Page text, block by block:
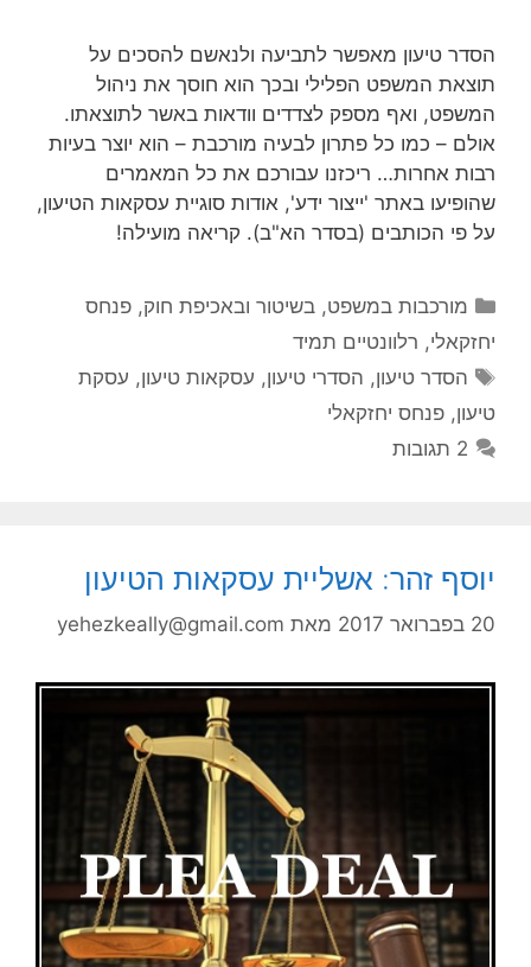
הסדר טיעון מאפשר לתביעה ולנאשם להסכים על
תוצאת המשפט הפלילי ובכך הוא חוסך את ניהול
המשפט, ואף מספק לצדדים וודאות באשר לתוצאתו.
אולם – כמו כל פתרון לבעיה מורכבת – הוא יוצר בעיות
רבות אחרות… ריכזנו עבורכם את כל המאמרים
שהופיעו באתר 'ייצור ידע', אודות סוגיית עסקאות הטיעון,
על פי הכותבים (בסדר הא"ב). קריאה מועילה!
קטגוריות
מורכבות במשפט, בשיטור ובאכיפת חוק,פנחס
יחזקאלי, רלוונטיים תמיד
תגיות
הסדר טיעון, הסדרי טיעון, עסקאות טיעון, עסקת
טיעון, פנחס יחזקאלי
2 תגובות
יוסף זהר: אשליית עסקאות הטיעון
20 בפברואר 2017 מאת yehezkeally@gmail.com